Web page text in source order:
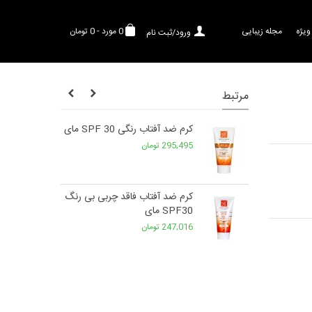
0مورد-0 تومان ورود/ثبت نام مجله زیبایی
مرتبط
کرم ضد آفتاب رنگی SPF 30 مای
295,495 تومان
کرم ضد آفتاب فاقد چربی بی رنگ
SPF30 مای
247,016 تومان